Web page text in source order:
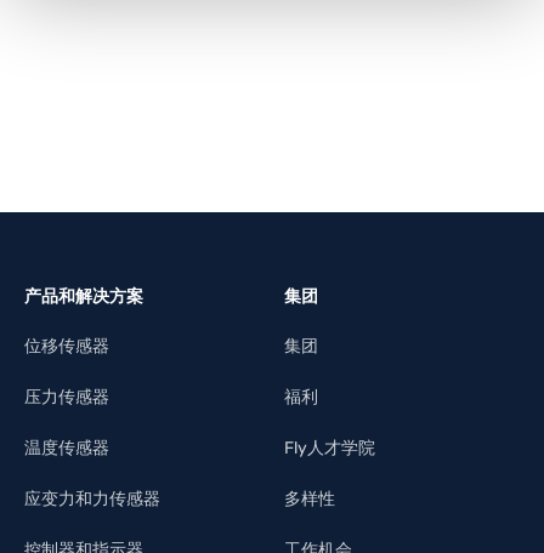
产品和解决方案
位移传感器
压力传感器
温度传感器
应变力和力传感器
集团
集团
福利
Fly人才学院
多样性